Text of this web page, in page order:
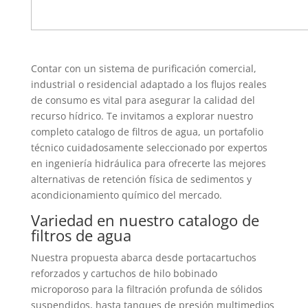
Contar con un sistema de purificación comercial,
industrial o residencial adaptado a los flujos reales
de consumo es vital para asegurar la calidad del
recurso hídrico. Te invitamos a explorar nuestro
completo catalogo de filtros de agua, un portafolio
técnico cuidadosamente seleccionado por expertos
en ingeniería hidráulica para ofrecerte las mejores
alternativas de retención física de sedimentos y
acondicionamiento químico del mercado.
Variedad en nuestro catalogo de
filtros de agua
Nuestra propuesta abarca desde portacartuchos
reforzados y cartuchos de hilo bobinado
microporoso para la filtración profunda de sólidos
suspendidos, hasta tanques de presión multimedios